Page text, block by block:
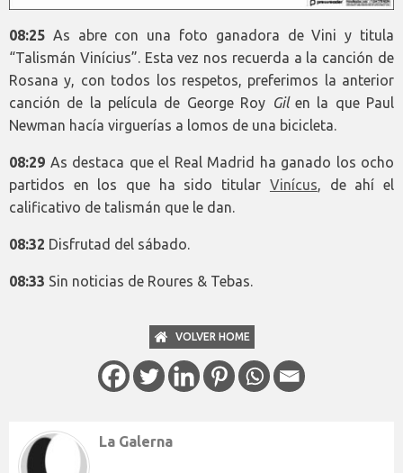
08:25 As abre con una foto ganadora de Vini y titula
“Talismán Vinícius”. Esta vez nos recuerda a la canción de
Rosana y, con todos los respetos, preferimos la anterior
canción de la película de George Roy Gilen la que Paul
Newman hacía virguerías a lomos de una bicicleta.
08:29 As destaca que el Real Madrid ha ganado los ocho
partidos en los que ha sido titular Vinícus, de ahí el
calificativo de talismán que le dan.
08:32 Disfrutad del sábado.
08:33 Sin noticias de Roures & Tebas.
VOLVER HOME
La Galerna